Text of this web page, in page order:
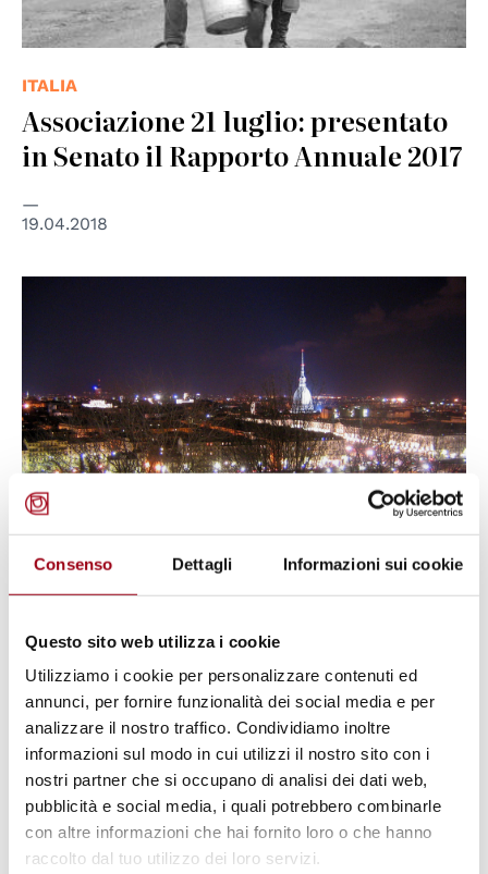
Consenso Dettagli Informazioni sui cookie
Questo sito web utilizza i cookie
Utilizziamo i cookie per personalizzare contenuti ed
annunci, per fornire funzionalità dei social media e per
analizzare il nostro traffico. Condividiamo inoltre
informazioni sul modo in cui utilizzi il nostro sito con i
nostri partner che si occupano di analisi dei dati web,
pubblicità e social media, i quali potrebbero combinarle
con altre informazioni che hai fornito loro o che hanno
raccolto dal tuo utilizzo dei loro servizi.
ITALIA
Associazione 21 luglio: presentato
in Senato il Rapporto Annuale 2017
19.04.2018
DIRITTI UMANI
film "Processo di Torino" per
promuovere la Carta sociale
europea
18.08.2017
© Consiglio d'Europa